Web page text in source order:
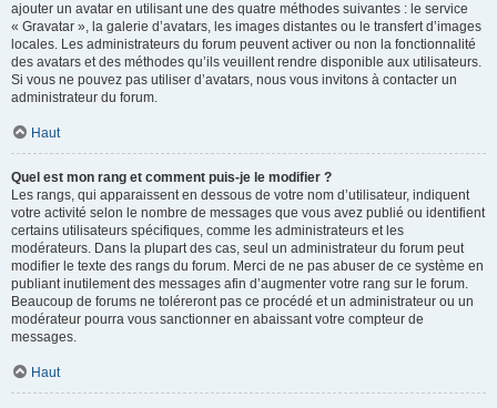
ajouter un avatar en utilisant une des quatre méthodes suivantes : le service
« Gravatar », la galerie d’avatars, les images distantes ou le transfert d’images
locales. Les administrateurs du forum peuvent activer ou non la fonctionnalité
des avatars et des méthodes qu’ils veuillent rendre disponible aux utilisateurs.
Si vous ne pouvez pas utiliser d’avatars, nous vous invitons à contacter un
administrateur du forum.
Haut
Quel est mon rang et comment puis-je le modifier ?
Les rangs, qui apparaissent en dessous de votre nom d’utilisateur, indiquent
votre activité selon le nombre de messages que vous avez publié ou identifient
certains utilisateurs spécifiques, comme les administrateurs et les
modérateurs. Dans la plupart des cas, seul un administrateur du forum peut
modifier le texte des rangs du forum. Merci de ne pas abuser de ce système en
publiant inutilement des messages afin d’augmenter votre rang sur le forum.
Beaucoup de forums ne toléreront pas ce procédé et un administrateur ou un
modérateur pourra vous sanctionner en abaissant votre compteur de
messages.
Haut